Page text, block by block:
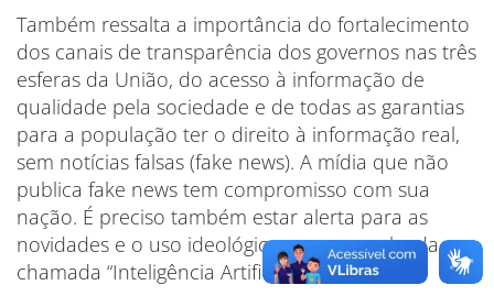
Também ressalta a importância do fortalecimento
dos canais de transparência dos governos nas três
esferas da União, do acesso à informação de
qualidade pela sociedade e de todas as garantias
para a população ter o direito à informação real,
sem notícias falsas (fake news). A mídia que não
publica fake news tem compromisso com sua
nação. É preciso também estar alerta para as
novidades e o uso ideológico, por exemplo, da
chamada “Inteligência Artificial”.